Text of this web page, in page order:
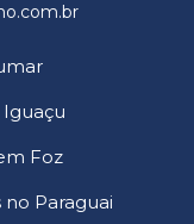
Foz
Paraguai